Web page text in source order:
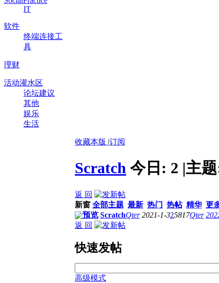
IT
软件
终端连接工
具
理财
活动灌水区
论坛建议
其他
娱乐
生活
收藏本版 |订阅
Scratch 今日: 2 |主
返 回
新窗 全部主题 最新 热门 热帖 精华 更
预览 ScratchQter 2021-1-325817Qter
返 回
快速发帖
高级模式